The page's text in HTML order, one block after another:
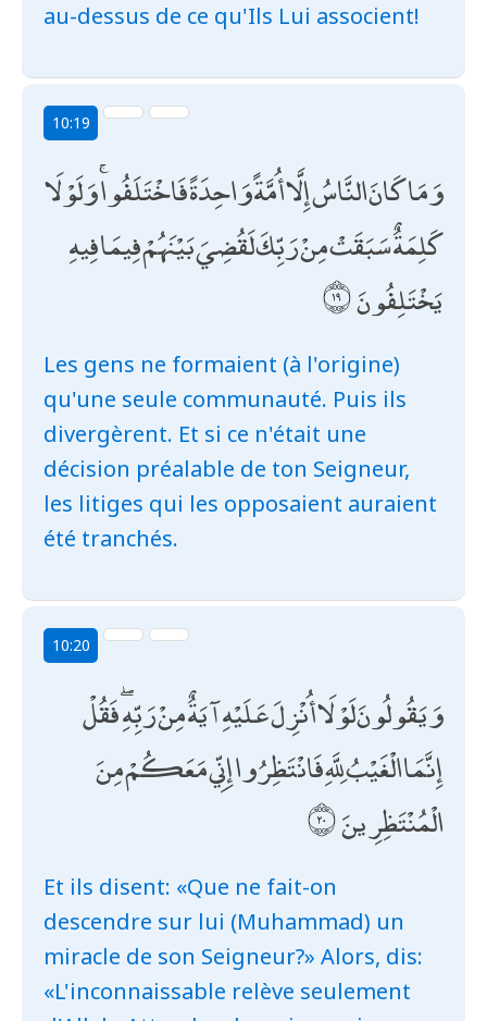
au-dessus de ce qu'Ils Lui associent!
10:19
وَمَا كَانَ النَّاسُ إِلَّا أُمَّةً وَاحِدَةً فَاخْتَلَفُوا ۚ وَلَوْلَا
كَلِمَةٌ سَبَقَتْ مِنْ رَبِّكَ لَقُضِيَ بَيْنَهُمْ فِيمَا فِيهِ
يَخْتَلِفُونَ
Les gens ne formaient (à l'origine)
qu'une seule communauté. Puis ils
divergèrent. Et si ce n'était une
décision préalable de ton Seigneur,
les litiges qui les opposaient auraient
été tranchés.
10:20
وَيَقُولُونَ لَوْلَا أُنْزِلَ عَلَيْهِ آيَةٌ مِنْ رَبِّهِ ۖ فَقُلْ
إِنَّمَا الْغَيْبُ لِلَّهِ فَانْتَظِرُوا إِنِّي مَعَكُمْ مِنَ
الْمُنْتَظِرِينَ
Et ils disent: «Que ne fait-on
descendre sur lui (Muhammad) un
miracle de son Seigneur?» Alors, dis:
«L'inconnaissable relève seulement